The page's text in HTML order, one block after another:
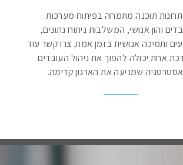
תוכנה מתמחה בפיתוח מערכות
והון אנושי, המשלבות ניתוח נתונים,
ותמיכה אנושית בזמן אמת. צרו קשר עוד
אחת יכולה להפוך את ניהול העובדים
שמניעה את הארגון קדימה.